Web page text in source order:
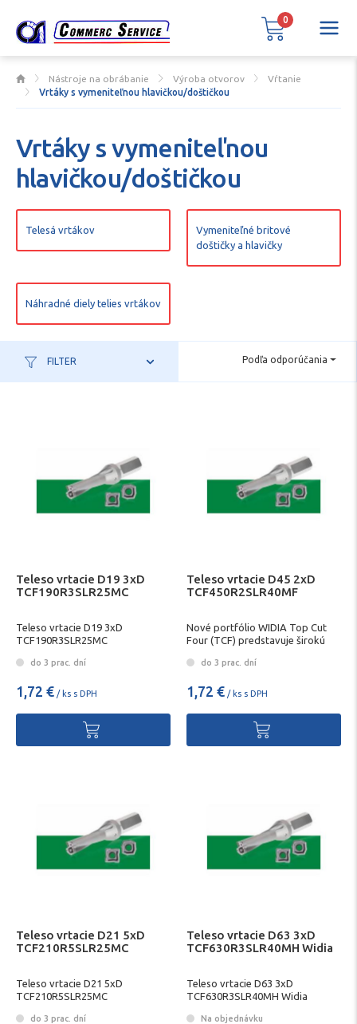
Nástroje na obrábanie Výroba otvorov
Vŕtanie
Vrtáky s vymeniteľnou hlavičkou/doštičkou
Vrtáky s vymeniteľnou
hlavičkou/doštičkou
Telesá vrtákov
Vymeniteľné britové
doštičky a hlavičky
Náhradné diely telies vrtákov
FILTER Podľa odporúčania
Teleso vrtacie D19 3xD
TCF190R3SLR25MC
Teleso vrtacie D19 3xD
TCF190R3SLR25MC
do 3 prac. dní
1,72 € / ks s DPH
Teleso vrtacie D45 2xD
TCF450R2SLR40MF
Nové portfólio WIDIA Top Cut
Four (TCF) predstavuje širokú
ktorí hľadajú univerzálnu vŕtaciu
priemerov od D12 až D68 mm v
do 3 prac. dní
1,72 € / ks s DPH
Teleso vrtacie D21 5xD
TCF210R5SLR25MC
Teleso vrtacie D21 5xD
TCF210R5SLR25MC
do 3 prac. dní
Teleso vrtacie D63 3xD
TCF630R3SLR40MH Widia
Teleso vrtacie D63 3xD
TCF630R3SLR40MH Widia
Na objednávku
0